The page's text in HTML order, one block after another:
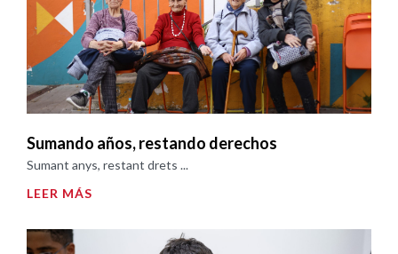
Sumando años, restando derechos
Sumant anys, restant drets ...
LEER MÁS